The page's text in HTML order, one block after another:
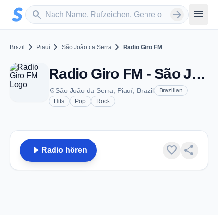
Zum Hauptinhalt springen
search
Sender suchen arrow_forward menu
Brazil chevron_right Piauí chevron_right São João da Serra chevron_right Radio Giro FM
Radio Giro FM - São João da Serra
placeSão João da Serra, Piauí, Brazil
Brazilian
Hits
Pop Rock
play_arrow Radio hören favorite share